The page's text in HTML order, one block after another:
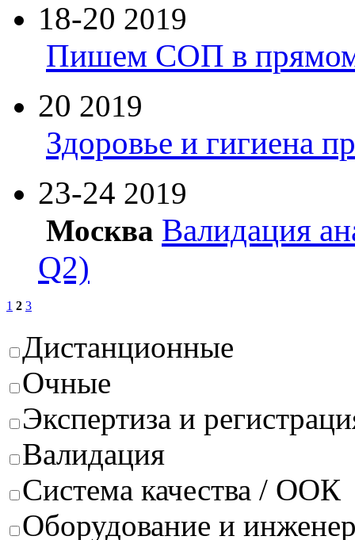
18-20 2019
Пишем СОП в
20 2019
Здоровье и гигиена
23-24 2019
Москва Валидация
Q2)
1 2 3
Дистанционные
Очные
Экспертиза и
Валидация
Система качества / ООК
Оборудование и